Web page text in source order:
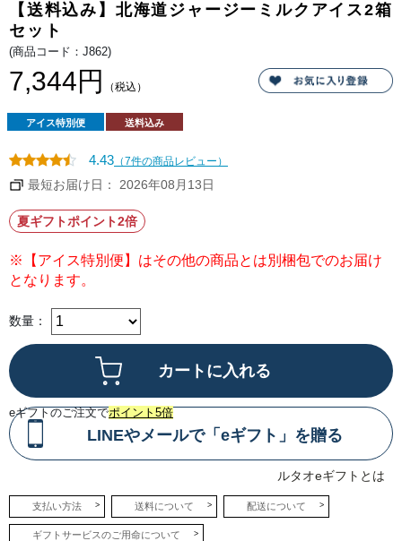
ス。
し
味
に
塩
使
用
す
る
と
で、
ク
コ
感
じ
も、
さ
り
と
し
た
に
上
げ
【送料込み】北海道ジャージーミルクアイス2箱
セット
(商品コード：J862)
7,344円 （税込）
アイス特別便 送料込み
4.43 （7件の商品レビュー）
最短お届け日： 2026年08月13日
夏ギフトポイント2倍
※【アイス特別便】はその他の商品とは別梱包でのお届け
となります。
数量：
eギフトのご注文でポイント5倍
LINEやメールで「eギフト」を贈る
ルタオeギフトとは
支払い方法 送料について 配送について
ギフトサービスのご用命について